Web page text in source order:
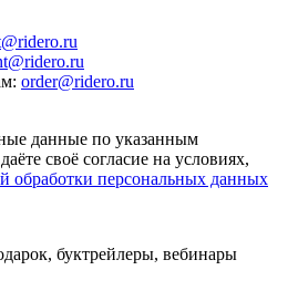
: order@ridero.ru
данные по указанным
своё согласие на условиях,
обработки персональных данных
буктрейлеры, вебинары